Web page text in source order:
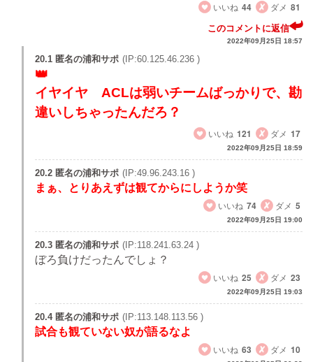
いいね 44 ダメ 81
このコメントに返信
2022年09月25日 18:57
20.1 匿名の浦和サポ (IP:60.125.46.236 )
イヤイヤ ACLは弱いチームばっかりで、勘
違いしちゃったんだろ？
いいね 121 ダメ 17
2022年09月25日 18:59
20.2 匿名の浦和サポ (IP:49.96.243.16 )
まぁ、とりあえずは観てからにしようか笑
いいね 74 ダメ 5
2022年09月25日 19:00
20.3 匿名の浦和サポ (IP:118.241.63.24 )
ぼろ負けだったんでしょ？
いいね 25 ダメ 23
2022年09月25日 19:03
20.4 匿名の浦和サポ (IP:113.148.113.56 )
試合も観ていない奴が語るなよ
いいね 63 ダメ 10